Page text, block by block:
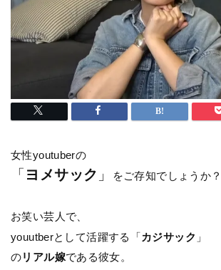
女性youtuberの
「 ヨメサック 」 をご存知でしょうか？
お笑い芸人で、
youutberとして活躍する「カジサック 」
のリアル嫁である彼女。